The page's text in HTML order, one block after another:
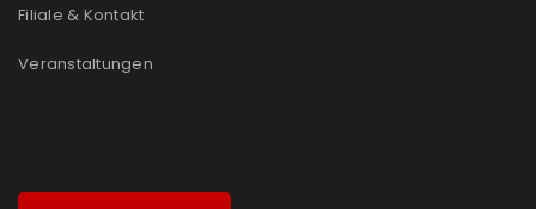
Filiale & Kontakt
Veranstaltungen